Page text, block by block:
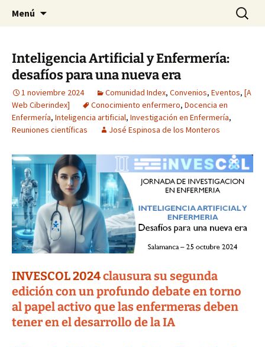
NOOSFERA
Noticiario de la Fundación Index
Menú Buscar:
Inteligencia Artificial y Enfermería:
desafíos para una nueva era
1 noviembre 2024 Comunidad Index, Convenios, Eventos, [A
Web Ciberindex]
Conocimiento enfermero, Docencia en
Enfermería, Inteligencia artificial, Investigación en Enfermería,
Reuniones científicas
José Espinosa de los Monteros
INVESCOL 2024clausura su segunda
edición con un profundo debate en torno
al papel activo que las enfermeras deben
tener en el desarrollo de la IA